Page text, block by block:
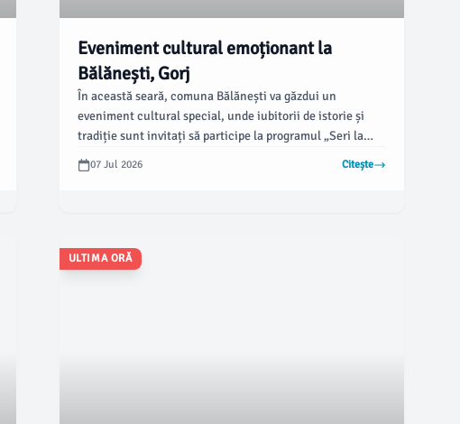
Eveniment cultural emoționant la
Bălănești, Gorj
În această seară, comuna Bălănești va găzdui un
eveniment cultural special, unde iubitorii de istorie și
tradiție sunt invitați să participe la programul „Seri la
Vila Luna”. Potrivit asingorj.ro, toate activitățile vor
începe la ora 20:00, la Casa Memorială „Ion Popescu-
07 Jul 2026 Citește
ULTIMA ORĂ